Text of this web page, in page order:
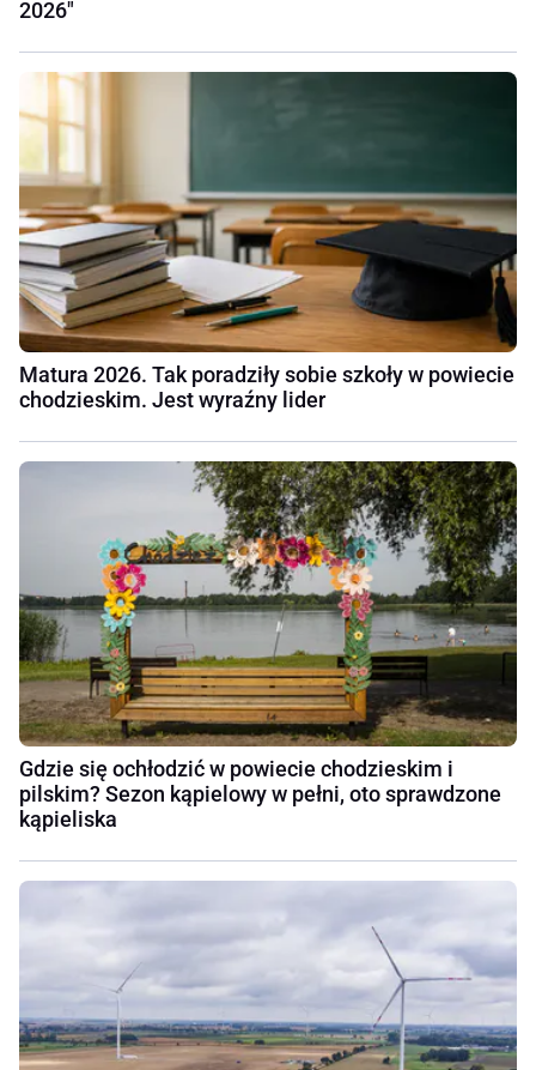
2026"
Matura 2026. Tak poradziły sobie szkoły w powiecie
chodzieskim. Jest wyraźny lider
Gdzie się ochłodzić w powiecie chodzieskim i
pilskim? Sezon kąpielowy w pełni, oto sprawdzone
kąpieliska